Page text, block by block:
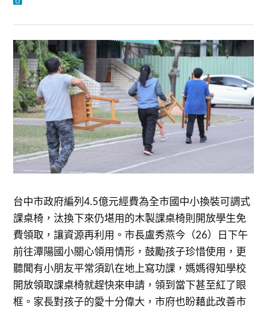
台中市政府編列4.5億元經費為全市國中小換裝可調式
課桌椅，汰換下來仍堪用的木製課桌椅則開放學生免
費領取，讓資源再利用。市長盧秀燕今（26）日下午
前往潭陽國小關心領用情形，鼓勵孩子珍惜使用，更
聽聞有小朋友平常須趴在地上寫功課，媽媽得知學校
開放領取課桌椅就趕快來申請，領到當下甚至紅了眼
框。家長對孩子的愛十分偉大，市府也盼藉此改善市